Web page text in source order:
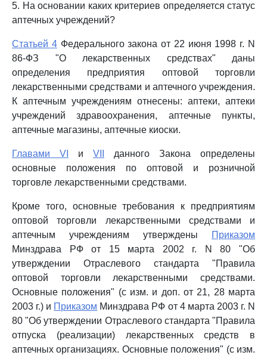
5. На основании каких критериев определяется статус
аптечных учреждений?
Статьей 4Федерального закона от 22 июня 1998 г. N
86-ФЗ "О лекарственных средствах" даны
определения предприятия оптовой торговли
лекарственными средствами и аптечного учреждения.
К аптечным учреждениям отнесены: аптеки, аптеки
учреждений здравоохранения, аптечные пункты,
аптечные магазины, аптечные киоски.
Главами VI и VII
данного Закона определены
основные положения по оптовой и розничной
торговле лекарственными средствами.
Кроме того, основные требования к предприятиям
оптовой торговли лекарственными средствами и
аптечным учреждениям утверждены
Приказом
Минздрава РФ от 15 марта 2002 г. N 80 "Об
утверждении Отраслевого стандарта "Правила
оптовой торговли лекарственными средствами.
Основные положения" (с изм. и доп. от 21, 28 марта
2003 г.) и Приказом Минздрава РФ от 4 марта 2003 г. N
80 "Об утверждении Отраслевого стандарта "Правила
отпуска (реализации) лекарственных средств в
аптечных организациях. Основные положения" (с изм.